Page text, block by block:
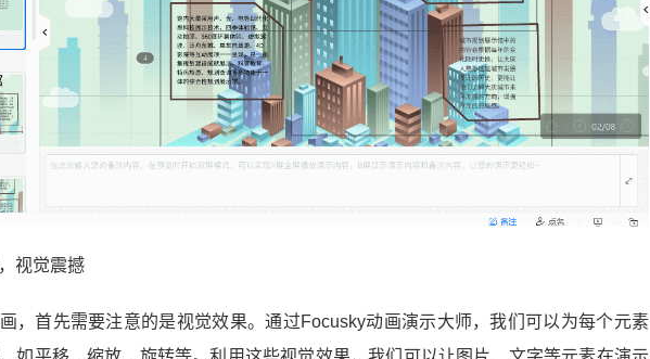
视觉震撼
，首先需要注意的是视觉效果。通过Focusky动画演示大师，我们可以为每个元素